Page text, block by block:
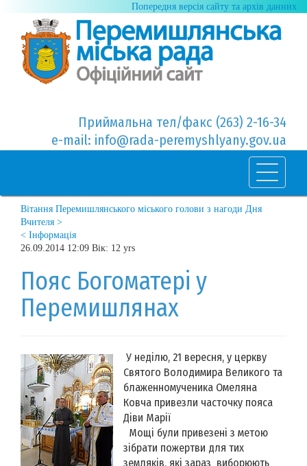
Попередня версія сайту та архів данних
Приймальна тел/факс (263) 2-16-34
e-mail: info@rada-peremyshlyany.gov.ua
Вітання Перемишлянського міського голови з нагоди Дня
Вчителя >
< Інформація
26.09.2014 12:09 Вік: 12 yrs
Пояс Богоматері у
Перемишлянах
У неділю, 21 вересня, у церкву
Святого Володимира Великого та
блаженномученика Омеляна
Ковча привезли часточку пояса
Діви Марії
Мощі були привезені з метою
зібрати пожертви для тих
земляків, які зараз виборюють